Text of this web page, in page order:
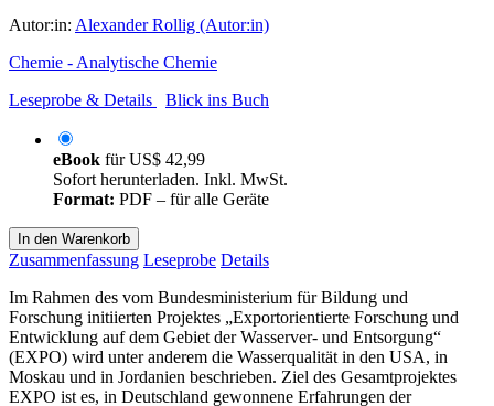
Autor:in: Alexander Rollig (Autor:in)
Chemie - Analytische Chemie
Leseprobe & Details
Blick ins Buch
eBook fürUS$ 42,99
Sofort herunterladen. Inkl. MwSt.
Format: PDF – für alle Geräte
In den Warenkorb
Zusammenfassung Leseprobe Details
Im Rahmen des vom Bundesministerium für Bildung und
Forschung initiierten Projektes „Exportorientierte Forschung und
Entwicklung auf dem Gebiet der Wasserver- und Entsorgung“
(EXPO) wird unter anderem die Wasserqualität in den USA, in
Moskau und in Jordanien beschrieben. Ziel des Gesamtprojektes
EXPO ist es, in Deutschland gewonnene Erfahrungen der